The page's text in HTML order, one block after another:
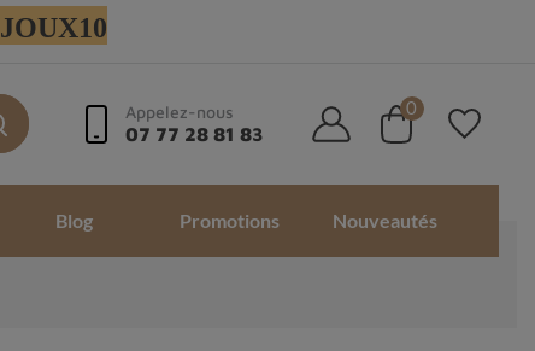
Appelez-nous
07 77 28 81 83
0
Blog Promotions Nouveautés